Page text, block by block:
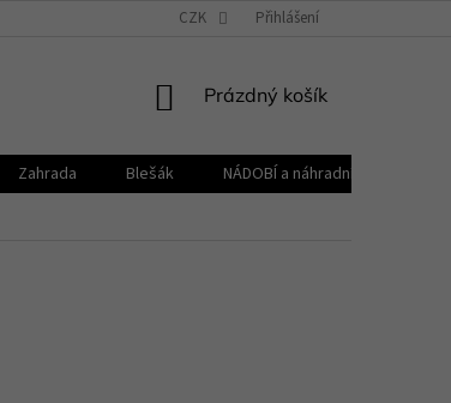
PODMÍNKY REKLAMAČNÍ ŘÁD
CZK Přihlášení
NÁKUPNÍ
Prázdný košík
Zahrada Blešák
NÁDOBÍ a náhradní díly KELOmat